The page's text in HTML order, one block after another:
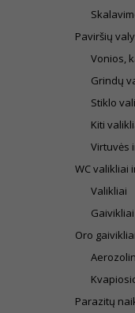
Paviršių
Vonios,
Grindų
Stiklo
Kiti
Virtuvės
WC valikliai
Valikliai
Gaivikliai
Oro gaivikliai
Parazitų